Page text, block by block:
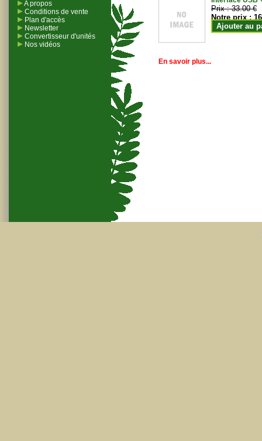
A propos
Conditions de vente
Plan d'accès
Newsletter
Convertisseur d'unités
Nos vidéos
Prix :33.00 €
Notre prix :
Ajouter au
En savoir plus...